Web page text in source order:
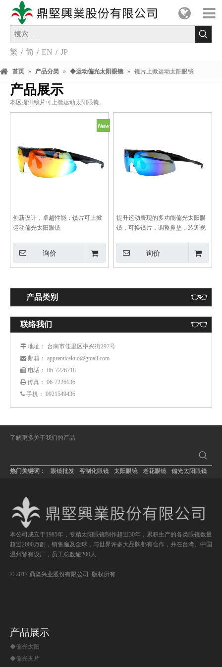
繁 / 简 / EN / JP
首页 » 产品分类 » ◆运动偏光太阳眼镜 » 镜片上掀运动太阳眼镜
产品展示
本区提供镜片可上掀运动太阳眼镜。
创新设计，卓越性能：镜片可上掀
运动偏光太阳眼镜
询价
提升运动表现的多功能偏光太阳眼
镜，可换镜片，调整鼻垫，装近视
询价
产品类别
联络我们
 地址 ： 台南市佳里区中兴街297号
 邮箱 ： apprenticekuo@gmail.com
 电话 ： 06-7226718
传真： 06-7226136
 手机： 0921549436
了解更多关于我们的产品
热门关键词： 眼镜批发 客制化眼镜 太阳眼镜 老花眼镜 偏光太阳眼镜
本公司成立于1985年，专精太阳眼镜制作超过30年，累积生产的各类眼镜数量
超过2000万副，销售遍及全球，与世界许多大品牌都有合作，并在台湾、中国
温州皆有设厂，员工总数逾200人
© 2017 鼎坚兴业股份有限公司 版权所有
产品展示
◆偏光太阳
◆偏光夹片